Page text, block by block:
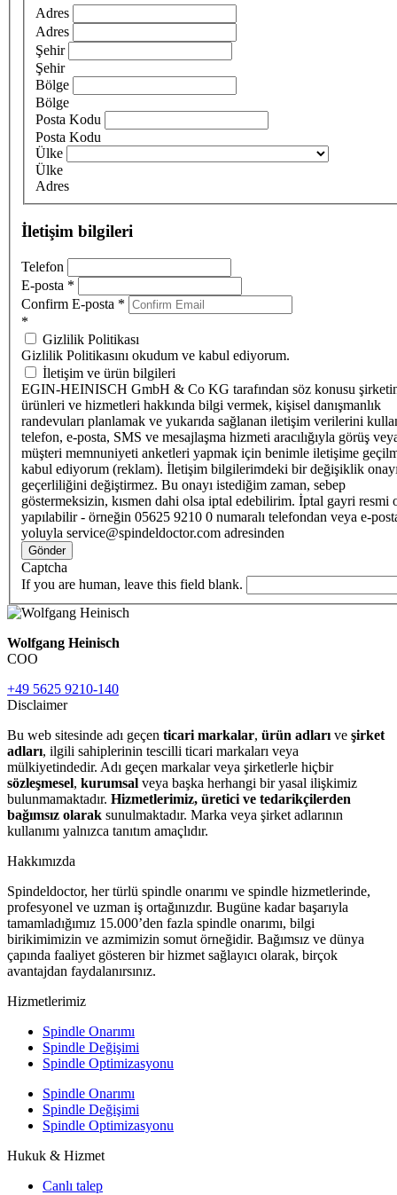
Adres
Adres
Şehir
Şehir
Bölge
Bölge
Posta Kodu
Posta Kodu
Ülke
Ülke
Adres
İletişim bilgileri
Telefon
E-posta *
Confirm E-posta *
*
Gizlilik Politikası
Gizlilik Politikasını okudum ve kabul ediyorum.
İletişim ve ürün bilgileri
EGIN-HEINISCH GmbH & Co KG tarafından söz konusu
ürünleri ve hizmetleri hakkında bilgi vermek, kişisel danışmanlık
randevuları planlamak ve yukarıda sağlanan iletişim verilerini
telefon, e-posta, SMS ve mesajlaşma hizmeti aracılığıyla görüş
müşteri memnuniyeti anketleri yapmak için benimle iletişime
kabul ediyorum (reklam). İletişim bilgilerimdeki bir değişiklik
geçerliliğini değiştirmez. Bu onayı istediğim zaman, sebep
göstermeksizin, kısmen dahi olsa iptal edebilirim. İptal gayri resmi
yapılabilir - örneğin 05625 9210 0 numaralı telefondan veya e-
yoluyla service@spindeldoctor.com adresinden
Gönder
Captcha
If you are human, leave this field blank.
Wolfgang Heinisch
COO
+49 5625 9210-140
Disclaimer
Bu web sitesinde adı geçen ticari markalar, ürün adları ve şirket
adları, ilgili sahiplerinin tescilli ticari markaları veya
mülkiyetindedir. Adı geçen markalar veya şirketlerle hiçbir
sözleşmesel, kurumsal veya başka herhangi bir yasal ilişkimiz
bulunmamaktadır. Hizmetlerimiz, üretici ve tedarikçilerden
bağımsız olarak sunulmaktadır. Marka veya şirket adlarının
kullanımı yalnızca tanıtım amaçlıdır.
Hakkımızda
Spindeldoctor, her türlü spindle onarımı ve spindle hizmetlerinde,
profesyonel ve uzman iş ortağınızdır. Bugüne kadar başarıyla
tamamladığımız 15.000’den fazla spindle onarımı, bilgi
birikimimizin ve azmimizin somut örneğidir. Bağımsız ve dünya
çapında faaliyet gösteren bir hizmet sağlayıcı olarak, birçok
avantajdan faydalanırsınız.
Hizmetlerimiz
Spindle Onarımı
Spindle Değişimi
Spindle Optimizasyonu
Spindle Onarımı
Spindle Değişimi
Spindle Optimizasyonu
Hukuk & Hizmet
Canlı talep